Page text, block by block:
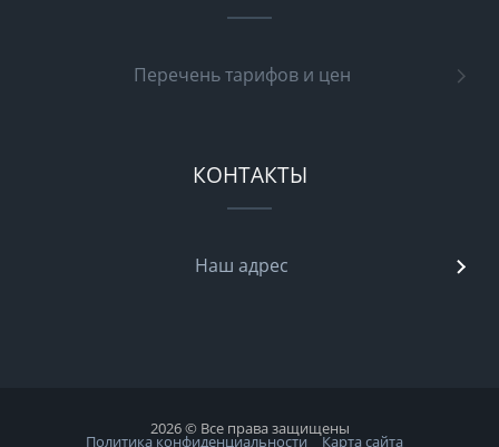
Перечень тарифов и цен
КОНТАКТЫ
Наш адрес
2026 © Все права защищены
Политика конфиденциальности Карта сайта